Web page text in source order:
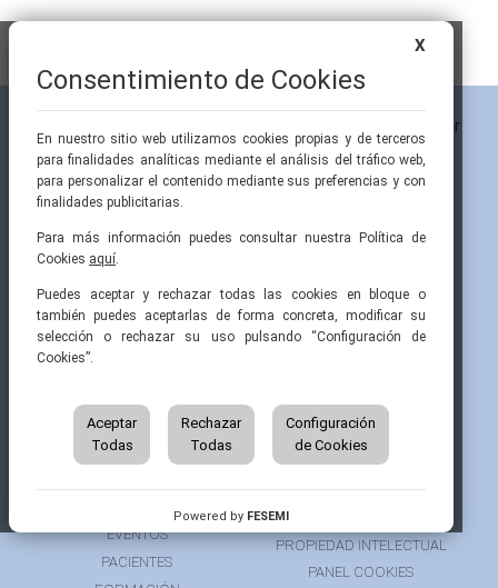
Pintor Ribera, 3
28016 Madrid
91 519 70 80
91 519 70 81
semi@fesemi.org
femi@fesemi.org
ÁREA DE SOCIO
GRUPOS DE TRABAJO
EVENTOS
PACIENTES
AVISO LEGAL
AVISO PARA PACIENTES
FINANCIACIÓN
POLÍTICA DE COOKIES
PROPIEDAD INTELECTUAL
PANEL COOKIES
X
Consentimiento de Cookies
En nuestro sitio web utilizamos cookies propias y de terceros
para finalidades analíticas mediante el análisis del tráfico web,
para personalizar el contenido mediante sus preferencias y con
finalidades publicitarias.
Para más información puedes consultar nuestra Política de
Cookies aquí.
Puedes aceptar y rechazar todas las cookies en bloque o
también puedes aceptarlas de forma concreta, modificar su
selección o rechazar su uso pulsando “Configuración de
Cookies”.
Aceptar
Todas
Rechazar
Todas
Configuración
de Cookies
Powered by FESEMI